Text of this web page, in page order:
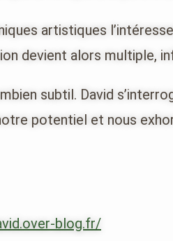
artistiques
devient alors multiple,
subtil. David
potentiel et nous
blog.fr/